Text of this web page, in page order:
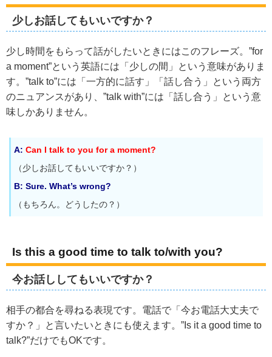
少しお話してもいいですか？
少し時間をもらって話がしたいときにはこのフレーズ。”for
a moment”という英語には「少しの間」という意味がありま
す。”talk to”には「一方的に話す」「話し合う」という両方
のニュアンスがあり、”talk with”には「話し合う」という意
味しかありません。
A: Can I talk to you for a moment?
（少しお話してもいいですか？）
B: Sure. What’s wrong?
（もちろん。どうしたの？）
Is this a good time to talk to/with you?
今お話ししてもいいですか？
相手の都合を尋ねる表現です。電話で「今お電話大丈夫で
すか？」と言いたいときにも使えます。”Is it a good time to
talk?”だけでもOKです。